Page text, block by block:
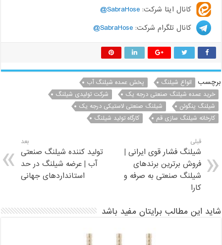
کانال ایتا شرکت:SabraHose@
کانال تلگرام شرکت:SabraHose@
برچسب انواع شیلنگ
پخش عمده شیلنگ آب
خرید عمده شیلنگ صنعتی درجه یک
شرکت تولیدی شیلنگ
شیلنگ پنگوئن
شیلنگ صنعتی لاستیکی درجه یک
کارخانه شیلنگ سازی قم
کارگاه تولید شیلنگ
قبلی
شیلنگ فشار قوی ایرانی |
فروش برترین برندهای
شیلنگ صنعتی به صرفه و
کارا
بعد
تولید کننده شیلنگ صنعتی
آب | عرضه شیلنگ در حد
استانداردهای جهانی
شاید این مطالب برایتان مفید باشد